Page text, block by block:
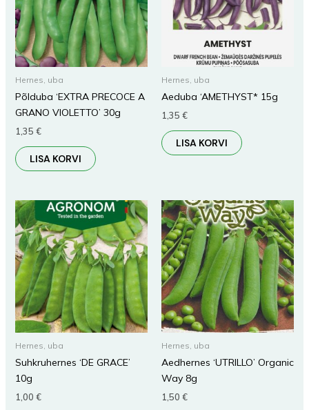
Hernes, uba
Põlduba ‘EXTRA PRECOCE A
GRANO VIOLETTO’ 30g
1,35 €
LISA KORVI
Hernes, uba
Aeduba ‘AMETHYST* 15g
1,35 €
LISA KORVI
Hernes, uba
Suhkruhernes ‘DE GRACE’
10g
1,00 €
Hernes, uba
Aedhernes ‘UTRILLO’ Organic
Way 8g
1,50 €